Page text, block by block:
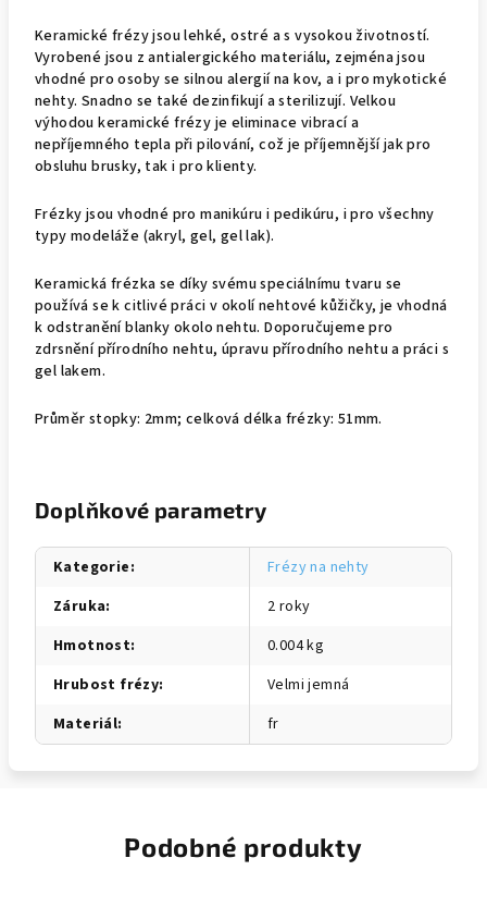
Keramické frézy jsou lehké, ostré a s vysokou životností.
Vyrobené jsou z antialergického materiálu, zejména jsou
vhodné pro osoby se silnou alergií na kov, a i pro mykotické
nehty. Snadno se také dezinfikují a sterilizují. Velkou
výhodou keramické frézy je eliminace vibrací a
nepříjemného tepla při pilování, což je příjemnější jak pro
obsluhu brusky, tak i pro klienty.
Frézky jsou vhodné pro manikúru i pedikúru, i pro všechny
typy modeláže (akryl, gel, gel lak).
Keramická frézka se díky svému speciálnímu tvaru se
používá se k citlivé práci v okolí nehtové kůžičky, je vhodná
k odstranění blanky okolo nehtu. Doporučujeme pro
zdrsnění přírodního nehtu, úpravu přírodního nehtu a práci s
gel lakem.
Průměr stopky: 2mm; celková délka frézky: 51mm.
Doplňkové parametry
Kategorie:
Frézy na nehty
Záruka:
2 roky
Hmotnost:
0.004 kg
Hrubost frézy:
Velmi jemná
Materiál: fr
Podobné produkty